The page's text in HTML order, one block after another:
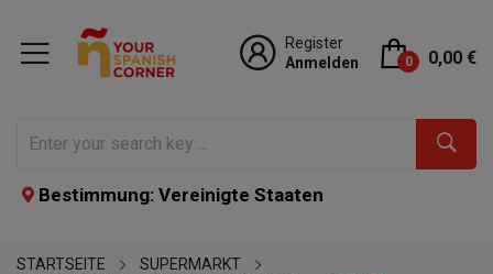
Register
Anmelden
0 0,00 €
Bestimmung: Vereinigte Staaten
STARTSEITE
SUPERMARKT